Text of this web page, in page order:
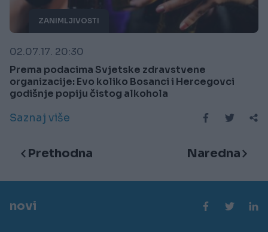
ZANIMLJIVOSTI
02.07.17. 20:30
Prema podacima Svjetske zdravstvene
organizacije: Evo koliko Bosanci i Hercegovci
godišnje popiju čistog alkohola
Saznaj više
Prethodna Naredna
novi